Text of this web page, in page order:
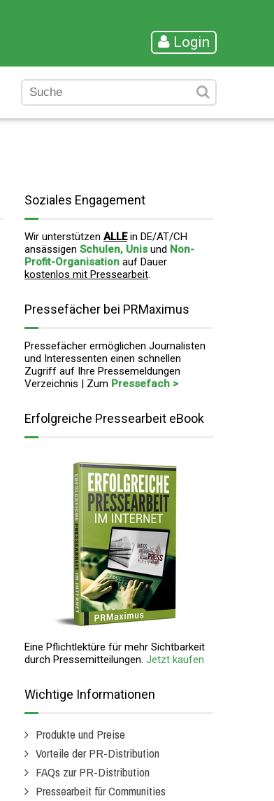
Login
Soziales Engagement
Wir unterstützen ALLEin DE/AT/CH
ansässigen Schulen, Unis und Non-
Profit-Organisation auf Dauer
kostenlos mit Pressearbeit.
Pressefächer bei PRMaximus
Pressefächer ermöglichen Journalisten
und Interessenten einen schnellen
Zugriff auf Ihre Pressemeldungen
Verzeichnis | Zum Pressefach >
Erfolgreiche Pressearbeit eBook
Eine Pflichtlektüre für mehr Sichtbarkeit
durch Pressemitteilungen. Jetzt kaufen
Wichtige Informationen
Produkte und Preise
Vorteile der PR-Distribution
FAQs zur PR-Distribution
Pressearbeit für Communities